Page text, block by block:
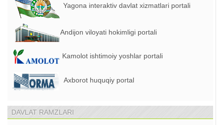
Yagona interaktiv davlat xizmatlari portali
Andijon viloyati hokimligi portali
Kamolot ishtimoiy yoshlar portali
Axborot huquqiy portal
DAVLAT RAMZLARI